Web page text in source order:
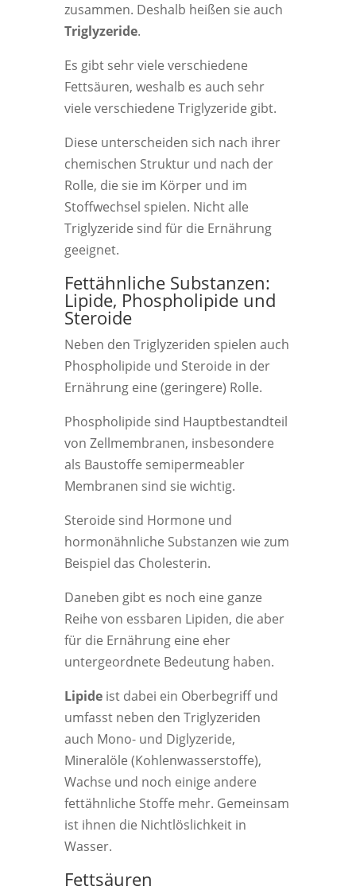
zusammen. Deshalb heißen sie auch
Triglyzeride.
Es gibt sehr viele verschiedene
Fettsäuren, weshalb es auch sehr
viele verschiedene Triglyzeride gibt.
Diese unterscheiden sich nach ihrer
chemischen Struktur und nach der
Rolle, die sie im Körper und im
Stoffwechsel spielen. Nicht alle
Triglyzeride sind für die Ernährung
geeignet.
Fettähnliche Substanzen:
Lipide, Phospholipide und
Steroide
Neben den Triglyzeriden spielen auch
Phospholipide und Steroide in der
Ernährung eine (geringere) Rolle.
Phospholipide sind Hauptbestandteil
von Zellmembranen, insbesondere
als Baustoffe semipermeabler
Membranen sind sie wichtig.
Steroide sind Hormone und
hormonähnliche Substanzen wie zum
Beispiel das Cholesterin.
Daneben gibt es noch eine ganze
Reihe von essbaren Lipiden, die aber
für die Ernährung eine eher
untergeordnete Bedeutung haben.
Lipideist dabei ein Oberbegriff und
umfasst neben den Triglyzeriden
auch Mono- und Diglyzeride,
Mineralöle (Kohlenwasserstoffe),
Wachse und noch einige andere
fettähnliche Stoffe mehr. Gemeinsam
ist ihnen die Nichtlöslichkeit in
Wasser.
Fettsäuren